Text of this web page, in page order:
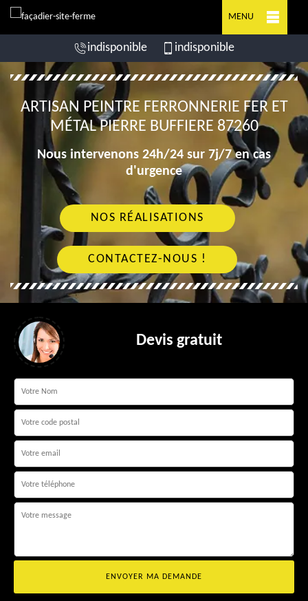
MENU
indisponible indisponible
ARTISAN PEINTRE FERRONNERIE FER ET
MÉTAL PIERRE BUFFIERE 87260
Nous intervenons 24h/24 sur 7j/7 en cas
d'urgence
NOS RÉALISATIONS
CONTACTEZ-NOUS !
Devis gratuit